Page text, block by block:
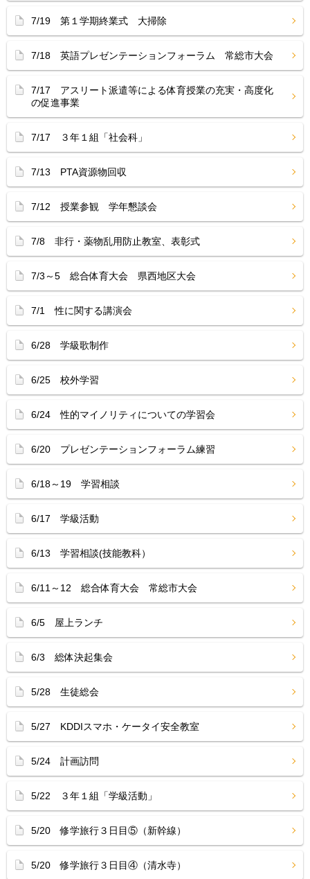
7/19 第１学期終業式 大掃除
7/18 英語プレゼンテーションフォーラム 常総市大会
7/17 アスリート派遣等による体育授業の充実・高度化
の促進事業
7/17 ３年１組「社会科」
7/13 PTA資源物回収
7/12 授業参観 学年懇談会
7/8 非行・薬物乱用防止教室、表彰式
7/3～5 総合体育大会 県西地区大会
7/1 性に関する講演会
6/28 学級歌制作
6/25 校外学習
6/24 性的マイノリティについての学習会
6/20 プレゼンテーションフォーラム練習
6/18～19 学習相談
6/17 学級活動
6/13 学習相談(技能教科）
6/11～12 総合体育大会 常総市大会
6/5 屋上ランチ
6/3 総体決起集会
5/28 生徒総会
5/27 KDDIスマホ・ケータイ安全教室
5/24 計画訪問
5/22 ３年１組「学級活動」
5/20 修学旅行３日目⑤（新幹線）
5/20 修学旅行３日目④（清水寺）